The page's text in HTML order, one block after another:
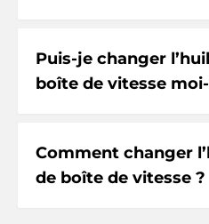
Puis-je changer
boîte de vitesse
Comment changer
de boîte de vitesse ?